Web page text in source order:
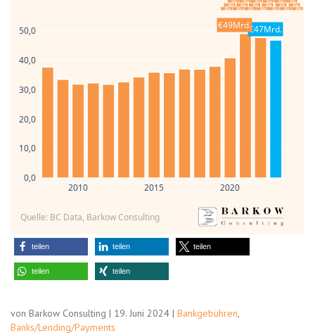
2010 2015 2020
0,0
10,0
20,0
30,0
40,0
50,0
Quelle: BC Data, Barkow Consulting
€47Mrd.
€49Mrd.
teilen teilen teilen
teilen teilen
von Barkow Consulting | 19. Juni 2024 | Bankgebühren,
Banks/Lending/Payments